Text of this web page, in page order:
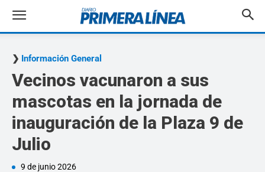
Información General
Vecinos vacunaron a sus
mascotas en la jornada de
inauguración de la Plaza 9 de
Julio
9 de junio 2026